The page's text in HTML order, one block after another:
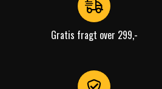
Gratis fragt over 299,-